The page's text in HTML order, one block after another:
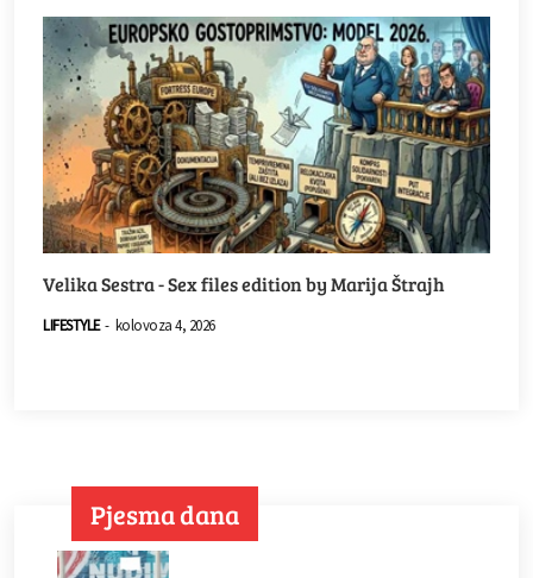
Velika Sestra - Sex files edition by Marija Štrajh
LIFESTYLE - kolovoza 4, 2026
Pjesma dana